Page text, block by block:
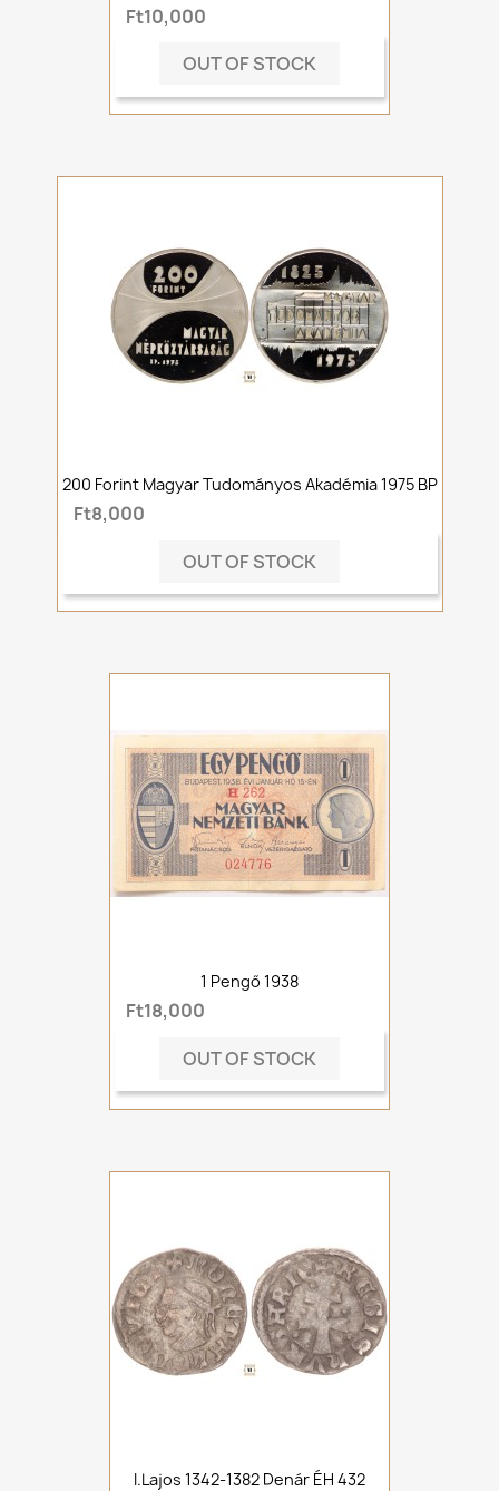
Ft10,000
OUT OF STOCK
200 Forint Magyar Tudományos Akadémia 1975 BP
Ft8,000
OUT OF STOCK
1 Pengő 1938
Ft18,000
OUT OF STOCK
I.Lajos 1342-1382 Denár ÉH 432